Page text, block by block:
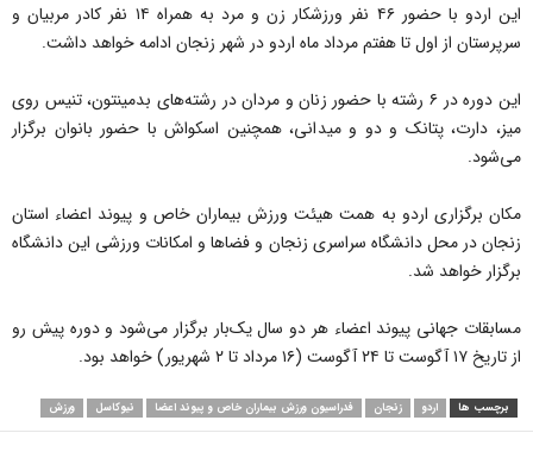
این اردو با حضور ۴۶ نفر ورزشکار زن و مرد به همراه ۱۴ نفر کادر مربیان و
سرپرستان از اول تا هفتم مرداد ماه اردو در شهر زنجان ادامه خواهد داشت.
این دوره در ۶ رشته با حضور زنان و مردان در رشته‌های بدمینتون، تنیس روی
میز، دارت، پتانک و دو و میدانی، همچنین اسکواش با حضور بانوان برگزار
می‌شود.
مکان برگزاری اردو به همت هیئت ورزش بیماران خاص و پیوند اعضاء استان
زنجان در محل دانشگاه سراسری زنجان و فضاها و امکانات ورزشی این دانشگاه
برگزار خواهد شد.
مسابقات جهانی پیوند اعضاء هر دو سال یک‌بار برگزار می‌شود و دوره پیش رو
از تاریخ ۱۷ آگوست تا ۲۴ آگوست (۱۶ مرداد تا ۲ شهریور) خواهد بود.
برچسب ها اردو زنجان فدراسیون ورزش بیماران خاص و پیوند اعضا نیوکاسل ورزش